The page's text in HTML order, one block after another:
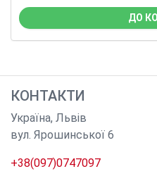
ДО
КОНТАКТИ
Україна, Львів
вул. Ярошинської 6
+38(097)0747097